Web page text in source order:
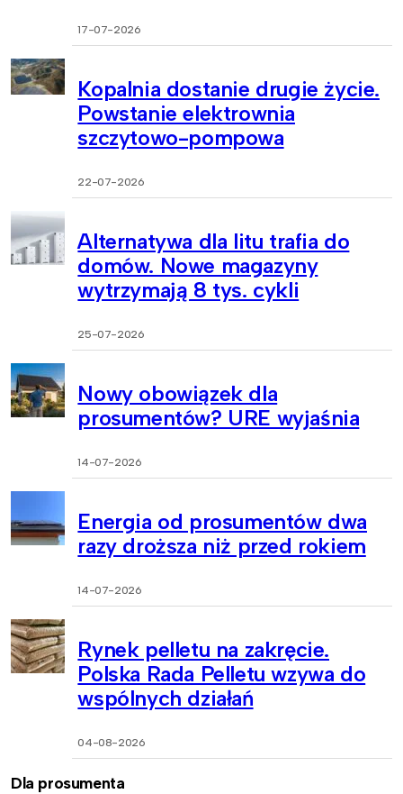
17-07-2026
Kopalnia dostanie drugie życie.
Powstanie elektrownia
szczytowo-pompowa
22-07-2026
Alternatywa dla litu trafia do
domów. Nowe magazyny
wytrzymają 8 tys. cykli
25-07-2026
Nowy obowiązek dla
prosumentów? URE wyjaśnia
14-07-2026
Energia od prosumentów dwa
razy droższa niż przed rokiem
14-07-2026
Rynek pelletu na zakręcie.
Polska Rada Pelletu wzywa do
wspólnych działań
04-08-2026
Dla prosumenta